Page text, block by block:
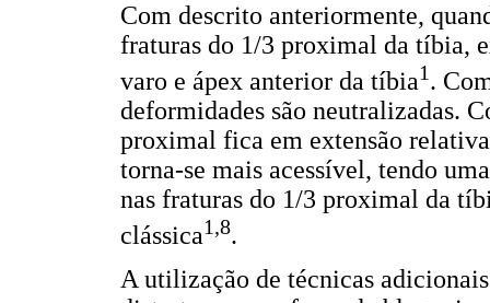
Com descrito anteriormente,
fraturas do 1/3 proximal da tíbia,
varo e ápex anterior da tíbia1.
deformidades são neutralizadas.
proximal fica em extensão
torna-se mais acessível, tendo
nas fraturas do 1/3 proximal da
clássica1,8.
A utilização de técnicas